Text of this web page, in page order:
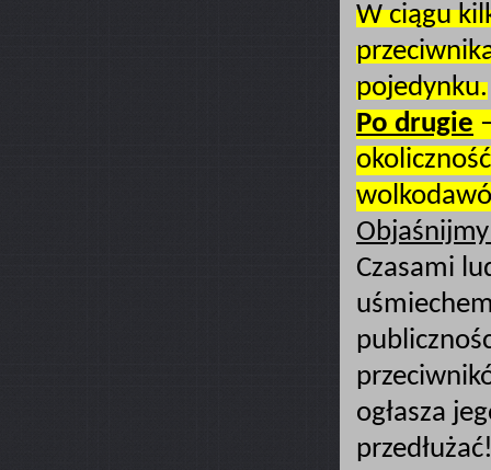
W ciągu
pojedynku.
Po drugie
Czasami
ogłasza